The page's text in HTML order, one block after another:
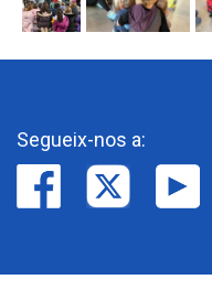
Segueix-nos a: